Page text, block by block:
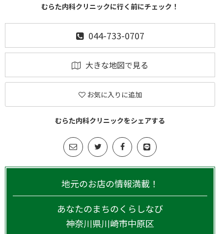
むらた内科クリニックに行く前にチェック！
044-733-0707
大きな地図で見る
お気に入りに追加
むらた内科クリニックをシェアする
地元のお店の情報満載！
あなたのまちのくらしなび
神奈川県川崎市中原区